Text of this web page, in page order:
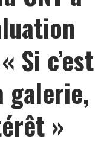
Si c’est
galerie,
»